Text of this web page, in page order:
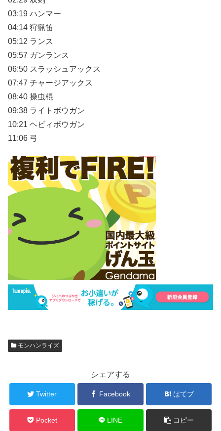
03:19 ハンマー
04:14 狩猟笛
05:12 ランス
05:57 ガンランス
06:50 スラッシュアックス
07:47 チャージアックス
08:40 操虫棍
09:38 ライトボウガン
10:21 ヘビィボウガン
11:06 弓
モンハンライズ
シェアする
Twitter Facebook はてブ
Pocket LINE コピー